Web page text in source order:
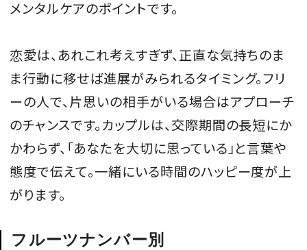
MAGAZINE
SPUR 2026 JULY
2026年9月号
2026-07-23発売
最新号を試し読み
メンタルケアのポイントです。
恋愛は、あれこれ考えすぎず、正直な気持ちのま
ま行動に移せば進展がみられるタイミング。フリ
ーの人で、片思いの相手がいる場合はアプローチ
のチャンスです。カップルは、交際期間の長短にか
かわらず、「あなたを大切に思っている」と言葉や
態度で伝えて。一緒にいる時間のハッピー度が上
がります。
フルーツナンバー別